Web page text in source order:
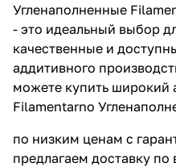
Угленаполненные
- это идеальный выбор
качественные и
аддитивного
можете купить широкий
Filamentarno
по низким ценам с
предлагаем доставку по